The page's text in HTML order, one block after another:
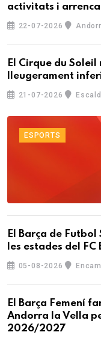
activitats i arrenca
22-07-2026
El Cirque du
lleugerament
21-07-2026
ESPORTS
El Barça de
les estades del
05-08-2026
El Barça Femení
Andorra la Vella
2026/2027